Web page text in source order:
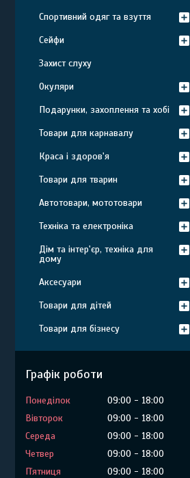
Спортивний одяг та взуття
Сейфи
Захист слуху
Окуляри
Подарунки, захоплення та хобі
Товари для карнавалу
Краса і здоров'я
Товари для тварин
Автотовари, мототовари
Техніка та електроніка
Дім та інтер'єр, техніка для
дому
Аксесуари
Товари для дітей
Товари для бізнесу
Графік роботи
Понеділок 09:00
18:00
Вівторок
09:00
18:00
Середа
09:00
18:00
Четвер
09:00
18:00
Пʼятниця
09:00
18:00